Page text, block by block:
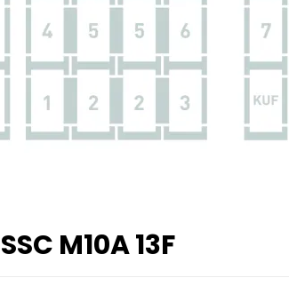
M10A 13F